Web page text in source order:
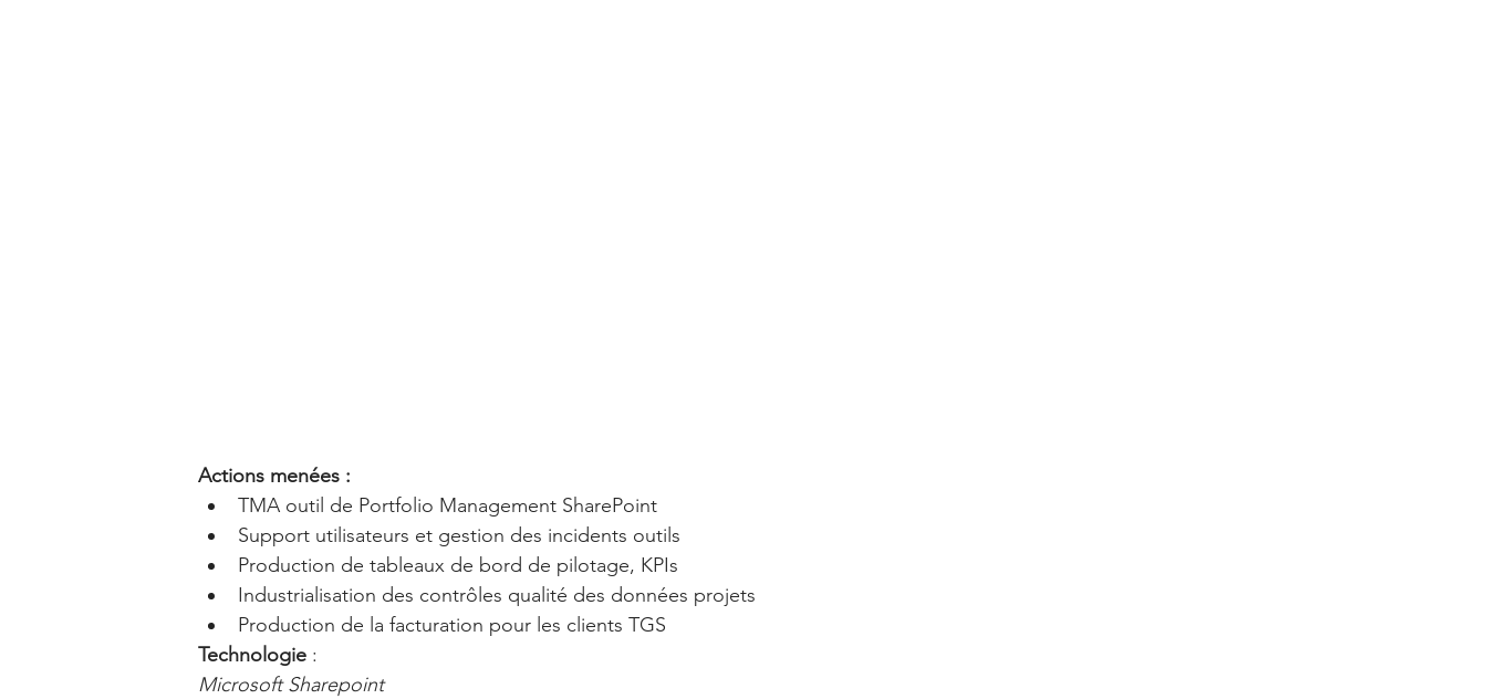
Actions menées :
TMA outil de Portfolio Management SharePoint
Support utilisateurs et gestion des incidents outils
Production de tableaux de bord de pilotage, KPIs
Industrialisation des contrôles qualité des données projets
Production de la facturation pour les clients TGS
Technologie :
Microsoft Sharepoint